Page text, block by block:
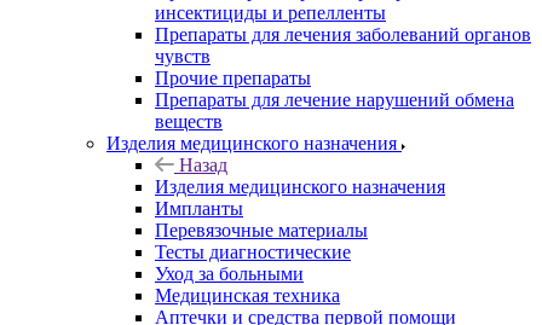
инсектициды и репелленты
Препараты для лечения заболеваний органов
чувств
Прочие препараты
Препараты для лечение нарушений обмена
веществ
Изделия медицинского назначения
Назад
Изделия медицинского назначения
Импланты
Перевязочные материалы
Тесты диагностические
Уход за больными
Медицинская техника
Аптечки и средства первой помощи